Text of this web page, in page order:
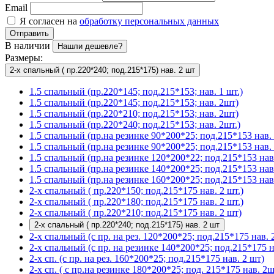
Email
Я согласен на обработку персональных данных
Отправить
В наличии Нашли дешевле?
Размеры:
2-х спальный ( пр.220*240; под.215*175) нав. 2 шт
1.5 спальный (пр.220*145; под.215*153; нав. 1 шт.)
1.5 спальный (пр.220*145; под.215*153; нав. 2шт)
1.5 спальный (пр.220*210; под.215*153; нав. 2шт)
1.5 спальный (пр.220*240; под.215*153; нав. 2шт.)
1.5 спальный (пр.на резинке 90*200*25; под.215*153
1.5 спальный (пр.на резинке 90*200*25; под.215*153
1.5 спальный (пр.на резинке 120*200*22; под.215*153
1.5 спальный (пр.на резинке 140*200*25; под.215*153
1.5 спальный (пр.на резинке 160*200*25; под.215*153
2-х спальный ( пр.220*150; под.215*175 нав. 2 шт.)
2-х спальный ( пр.220*180; под.215*175 нав. 2 шт.)
2-х спальный ( пр.220*210; под.215*175 нав. 2 шт)
2-х спальный ( пр.220*240; под.215*175) нав. 2 шт
2-х спальный (с пр. на рез. 120*200*25; под.215*175 нав.
2-х спальный (с пр. на резинке 140*200*25; под.215*175
2-х сп. (с пр. на рез. 160*200*25; под.215*175 нав. 2 шт)
2-х сп. ( с пр.на резинке 180*200*25; под. 215*175 нав.